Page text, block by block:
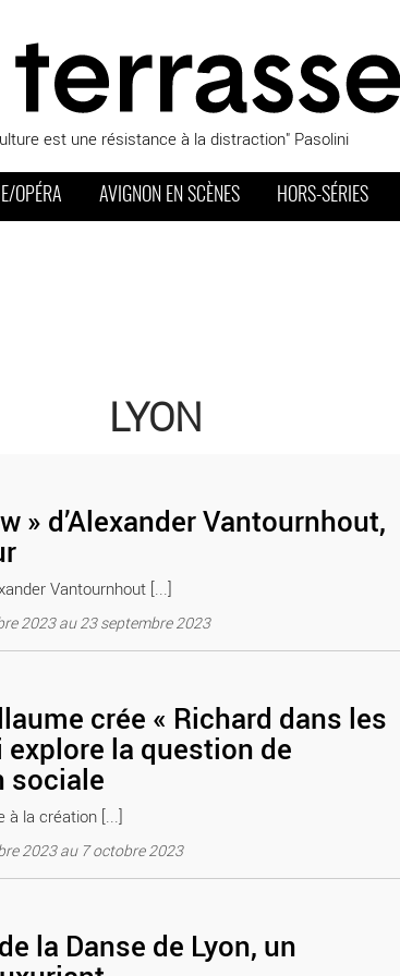
est une résistance à la distraction" Pasolini
OPÉRA AVIGNON EN SCÈNES HORS-SÉRIES
LYON
» d’Alexander Vantournhout,
Vantournhout [...]
2023 au 23 septembre 2023
Théâtre Lyon _Théâtre des Célestins
crée « Richard dans les
explore la question de
sociale
à la création [...]
2023 au 7 octobre 2023
de l’assignation sociale - Critique sortie Théâtre
la Danse de Lyon, un
Danse Lyon Divers lieux